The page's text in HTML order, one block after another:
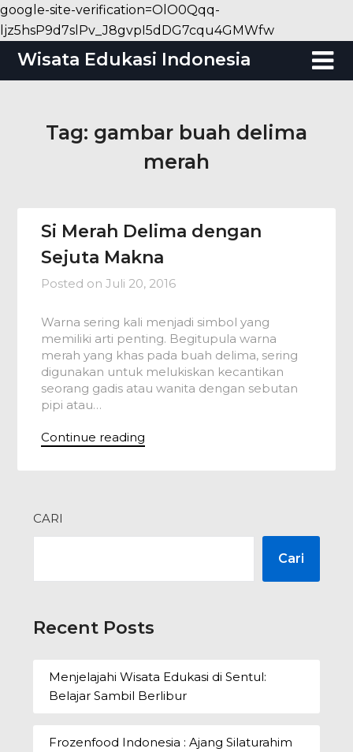
google-site-verification=OlO0Qqq-
ljz5hsP9d7slPv_J8gvpI5dDG7cqu4GMWfwSkip
content
Wisata Edukasi Indonesia
Tag: gambar buah delima
merah
Si Merah Delima dengan
Sejuta Makna
Posted onJuli 20, 2016
Warna sering kali menjadi simbol yang
memiliki arti penting. Begitupula warna
merah yang khas pada buah delima, sering
digunakan untuk melukiskan kecantikan
seorang gadis atau wanita dengan sebutan
pipi atau…
Continue reading
CARI
Cari
Recent Posts
Menjelajahi Wisata Edukasi di Sentul:
Belajar Sambil Berlibur
Frozenfood Indonesia : Ajang Silaturahim